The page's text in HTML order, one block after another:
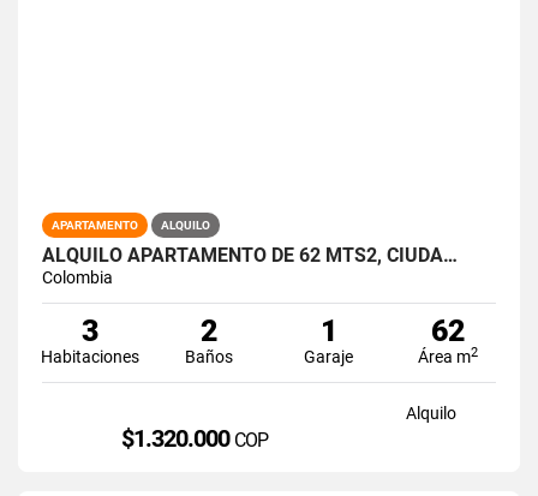
APARTAMENTO ALQUILO
ALQUILO APARTAMENTO DE 62 MTS2, CIUDA…
Colombia
3
Habitaciones
2
Baños
1
Garaje
62
Área m2
Alquilo
$1.320.000 COP